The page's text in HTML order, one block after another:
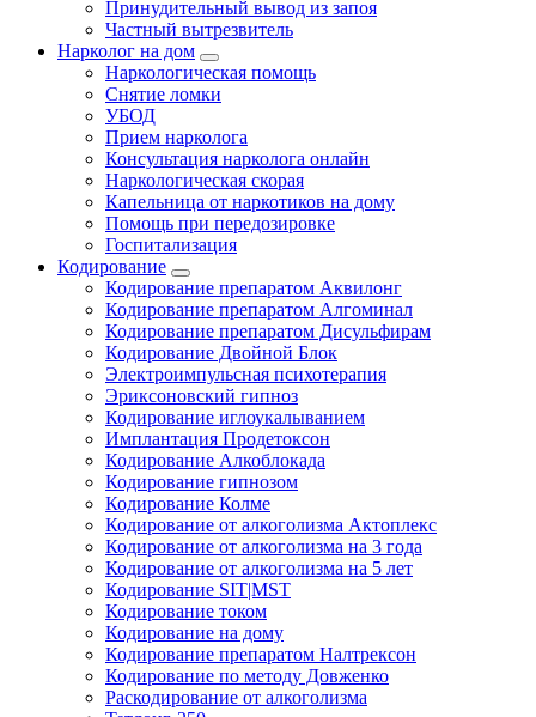
Принудительный вывод из запоя
Частный вытрезвитель
Нарколог на дом
Наркологическая помощь
Снятие ломки
УБОД
Прием нарколога
Консультация нарколога онлайн
Наркологическая скорая
Капельница от наркотиков на дому
Помощь при передозировке
Госпитализация
Кодирование
Кодирование препаратом Аквилонг
Кодирование препаратом Алгоминал
Кодирование препаратом Дисульфирам
Кодирование Двойной Блок
Электроимпульсная психотерапия
Эриксоновский гипноз
Кодирование иглоукалыванием
Имплантация Продетоксон
Кодирование Алкоблокада
Кодирование гипнозом
Кодирование Колме
Кодирование от алкоголизма Актоплекс
Кодирование от алкоголизма на 3 года
Кодирование от алкоголизма на 5 лет
Кодирование SIT|MST
Кодирование током
Кодирование на дому
Кодирование препаратом Налтрексон
Кодирование по методу Довженко
Раскодирование от алкоголизма